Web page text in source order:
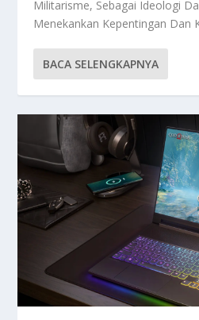
Militarisme, Sebagai Ideologi
Menekankan Kepentingan Dan
BACA SELENGKAPNYA